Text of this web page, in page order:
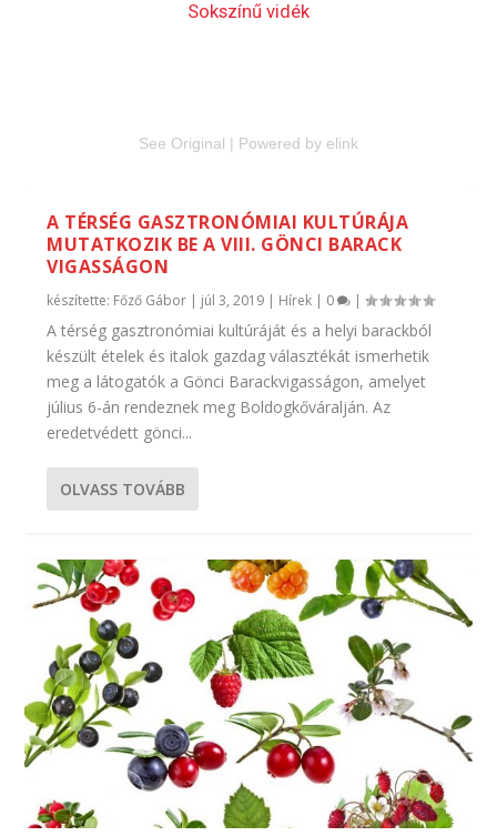
See Original | Powered by elink
A TÉRSÉG GASZTRONÓMIAI KULTÚRÁJA
MUTATKOZIK BE A VIII. GÖNCI BARACK
VIGASSÁGON
készítette: Főző Gábor | júl 3, 2019 | Hírek | 0 |
A térség gasztronómiai kultúráját és a helyi barackból
készült ételek és italok gazdag választékát ismerhetik
meg a látogatók a Gönci Barackvigasságon, amelyet
július 6-án rendeznek meg Boldogkőváralján. Az
eredetvédett gönci...
OLVASS TOVÁBB